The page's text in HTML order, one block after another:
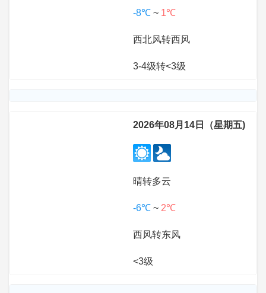
-8℃ ~ 1℃
西北风转西风
3-4级转<3级
2026年08月14日（星期五)
晴转多云
-6℃ ~ 2℃
西风转东风
<3级